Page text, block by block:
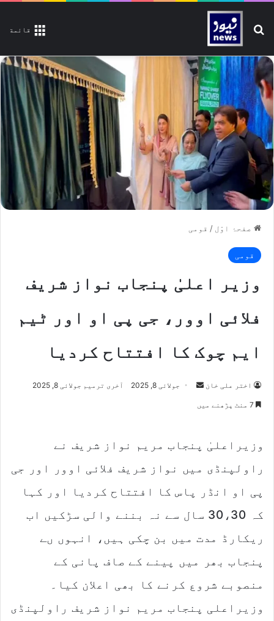
قائمة تلاش کیجیے
صفحۂ اوّل / قومی
قومی
وزیر اعلیٰ پنجاب نواز شریف
فلائی اوور، جی پی او اور ٹیم
ایم چوک کا افتتاح کردیا
اختر علی خان
a
e
i
جولائی 8, 2025 آخری ترمیم جولائی 8, 2025
وزیراعلیٰ پنجاب مریم نواز شریف نے
راولپنڈی میں نواز شریف فلائی اوور اور جی
پی او انڈر پاس کا افتتاح کردیا اور کہا
کہ 30،30 سال سے نہ بننے والی سڑکیں اب
ریکارڈ مدت میں بن چکی ہیں، انہوں ںے
پنجاب بھر میں پینے کے صاف پانی کے
منصوبے شروع کرنے کا بھی اعلان کیا۔
وزیراعلی پنجاب مریم نواز شریف راولپنڈی